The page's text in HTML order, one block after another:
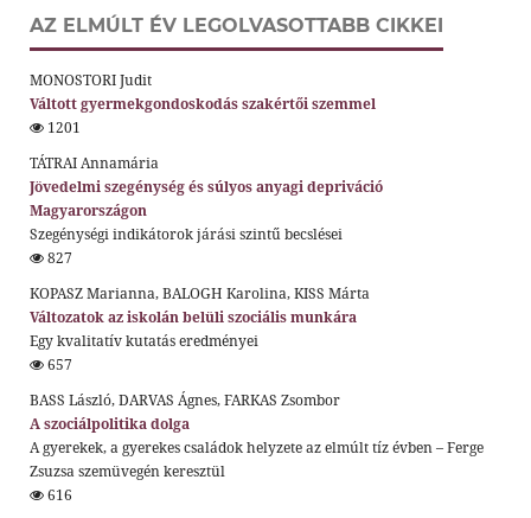
AZ ELMÚLT ÉV LEGOLVASOTTABB CIKKEI
MONOSTORI Judit
Váltott gyermekgondoskodás szakértői szemmel
1201
TÁTRAI Annamária
Jövedelmi szegénység és súlyos anyagi depriváció
Magyarországon
Szegénységi indikátorok járási szintű becslései
827
KOPASZ Marianna, BALOGH Karolina, KISS Márta
Változatok az iskolán belüli szociális munkára
Egy kvalitatív kutatás eredményei
657
BASS László, DARVAS Ágnes, FARKAS Zsombor
A szociálpolitika dolga
A gyerekek, a gyerekes családok helyzete az elmúlt tíz évben – Ferge
Zsuzsa szemüvegén keresztül
616